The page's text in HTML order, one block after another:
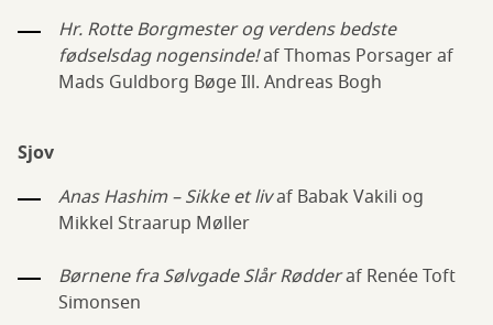
Hr. Rotte Borgmester og verdens bedste
fødselsdag nogensinde!af Thomas Porsager af
Mads Guldborg Bøge Ill. Andreas Bogh
Sjov
Anas Hashim – Sikke et livaf Babak Vakili og
Mikkel Straarup Møller
Børnene fra Sølvgade Slår Rødderaf Renée Toft
Simonsen